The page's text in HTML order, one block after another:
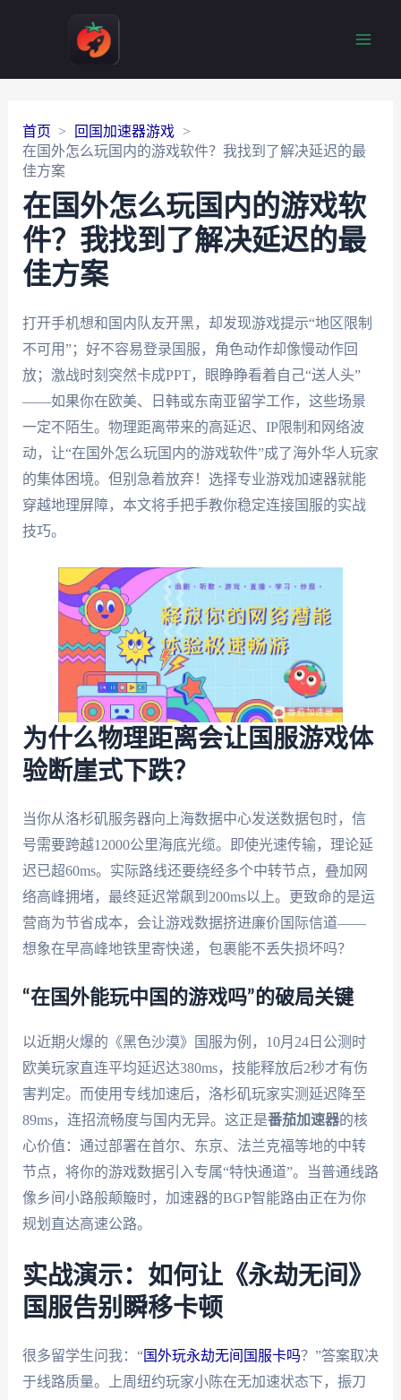
首页
回国加速器游戏
在国外怎么玩国内的游戏软件？我找到了解决延迟的最
佳方案
在国外怎么玩国内的游戏软
件？我找到了解决延迟的最
佳方案
打开手机想和国内队友开黑，却发现游戏提示“地区限制
不可用”；好不容易登录国服，角色动作却像慢动作回
放；激战时刻突然卡成PPT，眼睁睁看着自己“送人头”
——如果你在欧美、日韩或东南亚留学工作，这些场景
一定不陌生。物理距离带来的高延迟、IP限制和网络波
动，让“在国外怎么玩国内的游戏软件”成了海外华人玩家
的集体困境。但别急着放弃！选择专业游戏加速器就能
穿越地理屏障，本文将手把手教你稳定连接国服的实战
技巧。
为什么物理距离会让国服游戏体
验断崖式下跌？
当你从洛杉矶服务器向上海数据中心发送数据包时，信
号需要跨越12000公里海底光缆。即使光速传输，理论延
迟已超60ms。实际路线还要绕经多个中转节点，叠加网
络高峰拥堵，最终延迟常飙到200ms以上。更致命的是运
营商为节省成本，会让游戏数据挤进廉价国际信道——
想象在早高峰地铁里寄快递，包裹能不丢失损坏吗？
“在国外能玩中国的游戏吗”的破局关键
以近期火爆的《黑色沙漠》国服为例，10月24日公测时
欧美玩家直连平均延迟达380ms，技能释放后2秒才有伤
害判定。而使用专线加速后，洛杉矶玩家实测延迟降至
89ms，连招流畅度与国内无异。这正是番茄加速器的核
心价值：通过部署在首尔、东京、法兰克福等地的中转
节点，将你的游戏数据引入专属“特快通道”。当普通线路
像乡间小路般颠簸时，加速器的BGP智能路由正在为你
规划直达高速公路。
实战演示：如何让《永劫无间》
国服告别瞬移卡顿
很多留学生问我：“国外玩永劫无间国服卡吗？”答案取决
于线路质量。上周纽约玩家小陈在无加速状态下，振刀